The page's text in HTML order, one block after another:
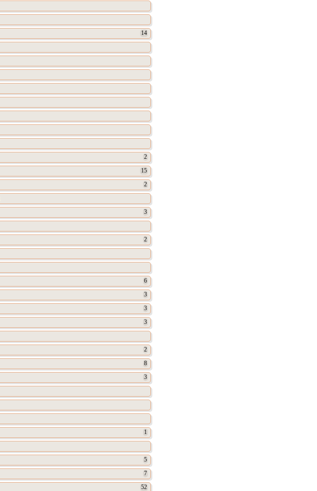
14
2
15
2
3
2
6
3
3
3
2
8
3
1
5
7
52